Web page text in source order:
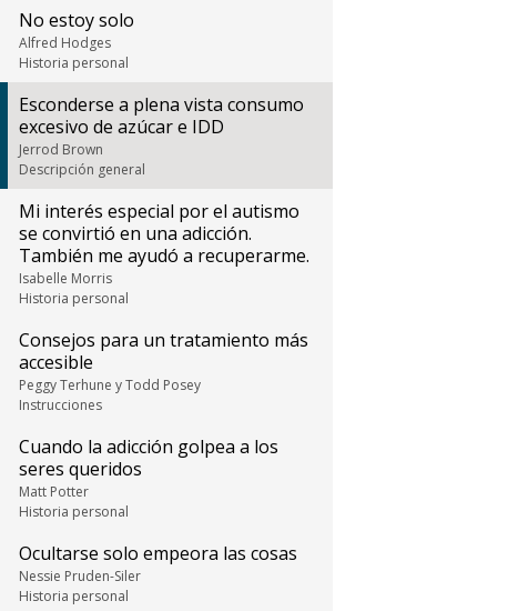
No estoy solo
Alfred Hodges
Historia personal
Esconderse a plena vista consumo
excesivo de azúcar e IDD
Jerrod Brown
Descripción general
Mi interés especial por el autismo
se convirtió en una adicción.
También me ayudó a recuperarme.
Isabelle Morris
Historia personal
Consejos para un tratamiento más
accesible
Peggy Terhune y Todd Posey
Instrucciones
Cuando la adicción golpea a los
seres queridos
Matt Potter
Historia personal
Ocultarse solo empeora las cosas
Nessie Pruden-Siler
Historia personal